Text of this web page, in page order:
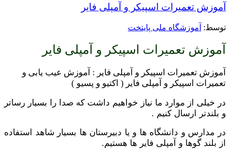
آموزش تعمیرات اسپیکر و آمپلی فایر
توسط: ‪ آموزشگاه ملی پایتخت
آموزش تعمیرات اسپیکر و آمپلی فایر
آموزش تعمیرات اسپیکر و آمپلی فایر : آموزش عیب یابی و
تعمیرات اسپیکر و آمپلی فایر ( اکتیو و پسیو )
در خیلی از موارد ما نیاز خواهیم داشت که صدا را بسیار رساتر
و بلندتر ارسال کنیم .
در مدارس و دانشگاه ها و یا دبیرستان ها بسیار شاهد استفاده
از بلند گوها و آمپلی فایر ها هستیم.